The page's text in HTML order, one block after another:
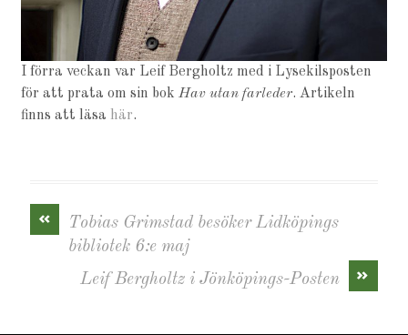
I förra veckan var Leif Bergholtz med i Lysekilsposten
för att prata om sin bokHav utan farleder. Artikeln
finns att läsa här.
«
Tobias Grimstad besöker Lidköpings
bibliotek 6:e maj
»
Leif Bergholtz i Jönköpings-Posten